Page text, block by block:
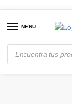
MENU
Inicio / Audio y Video /